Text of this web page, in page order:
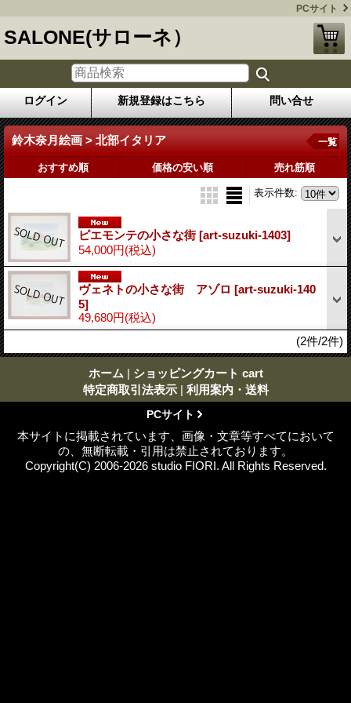
PCサイト
SALONE(サローネ）
ログイン 新規登録はこちら 問い合せ
鈴木奈月絵画 > 北部イタリア 一覧
おすすめ順 価格の安い順 売れ筋順
表示件数:
ピエモンテの小さな街 [art-suzuki-1403]
54,000円(税込)
ヴェネトの小さな街 アゾロ [art-suzuki-140
5]
49,680円(税込)
(2件/2件)
ホーム | ショッピングカート cart
特定商取引法表示 | 利用案内・送料
PCサイト
本サイトに掲載されています、画像・文章等すべてにおいて
の、無断転載・引用は禁止されております。
Copyright(C) 2006-2026 studio FIORI. All Rights Reserved.